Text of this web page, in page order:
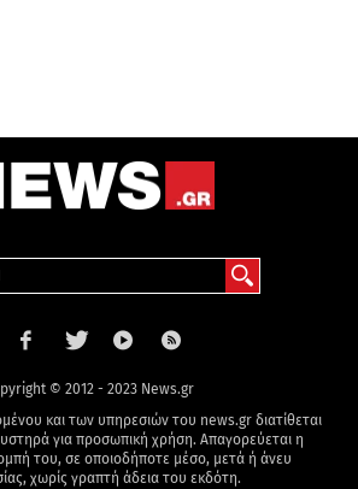
© 2012 - 2023 News.gr
και των υπηρεσιών του news.gr διατίθεται
για προσωπική χρήση. Απαγορεύεται η
του, σε οποιοδήποτε μέσο, μετά ή άνευ
χωρίς γραπτή άδεια του εκδότη.